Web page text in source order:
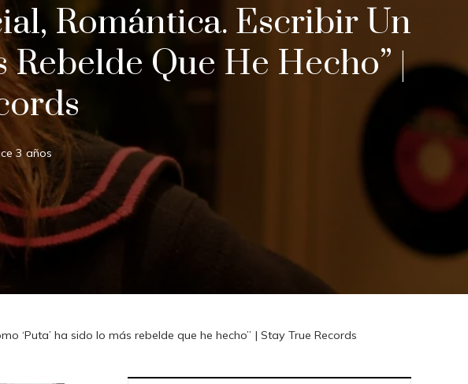
Romántica. Escribir Un
Rebelde Que He Hecho” |
3 años
‘Puta’ ha sido lo más rebelde que he hecho” | Stay True Records